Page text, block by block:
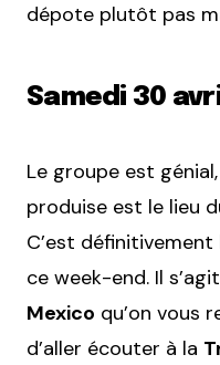
dépote plutôt pas
Samedi 30
Le groupe est
produise est le lieu
C’est
ce week-end. Il
Mexico qu’on vous
d’aller écouter à la